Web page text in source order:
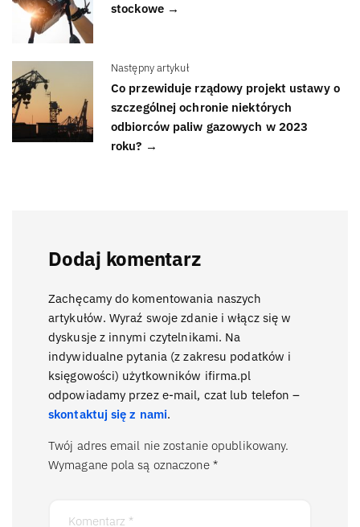
stockowe →
Następny artykuł
Co przewiduje rządowy projekt ustawy o
szczególnej ochronie niektórych
odbiorców paliw gazowych w 2023
roku? →
Dodaj komentarz
Zachęcamy do komentowania naszych
artykułów. Wyraź swoje zdanie i włącz się w
dyskusje z innymi czytelnikami. Na
indywidualne pytania (z zakresu podatków i
księgowości) użytkowników ifirma.pl
odpowiadamy przez e-mail, czat lub telefon –
skontaktuj się z nami.
Twój adres email nie zostanie opublikowany.
Wymagane pola są oznaczone *